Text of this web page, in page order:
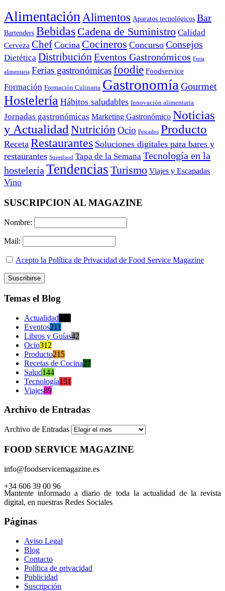
Alimentación Alimentos Aparatos tecnológicos Bar
Bartenders Bebidas Cadena de Suministro Calidad
Cerveza Chef Cocina Cocineros Concurso Consejos
Dietética Distribución Eventos Gastronómicos Feria
alimentaria Ferias gastronómicasfoodie Foodservice
Formación Formación Culinaria Gastronomía Gourmet
Hostelería Hábitos saludables Innovación alimentaria
Jornadas gastronómicas Marketing Gastronómico Noticias
y Actualidad Nutrición Ocio Pescados Producto
Receta Restaurantes Soluciones digitales para bares y
restaurantes Streetfood Tapa de la Semana Tecnología en la
hostelería Tendencias Turismo Viajes y Escapadas
Vino
SUSCRIPCION AL MAGAZINE
Nombre:
Mail:
Acepto la Política de Privacidad de Food Service Magazine
Temas el Blog
Actualidad
Eventos211
Libros y Guías42
Ocio312
Producto215
Recetas de Cocina27
Salud144
Tecnología151
Viajes89
Archivo de Entradas
Archivo de Entradas
FOOD SERVICE MAGAZINE
info@foodservicemagazine.es
+34 606 39 00 96
Mantente informado a diario de toda la actualidad de la revista
digital, en nuestras Redes Sociales
Páginas
Aviso Legal
Blog
Contacto
Política de privacidad
Publicidad
Suscripción